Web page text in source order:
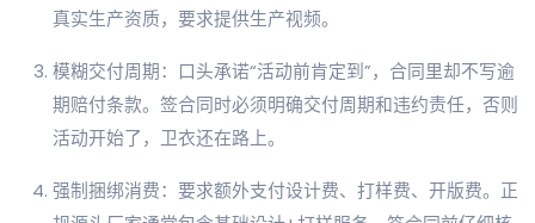
真实生产资质，要求提供生产视频。
模糊交付周期：口头承诺“活动前肯定到”，合同里却不写逾
期赔付条款。签合同时必须明确交付周期和违约责任，否则
活动开始了，卫衣还在路上。
强制捆绑消费：要求额外支付设计费、打样费、开版费。正